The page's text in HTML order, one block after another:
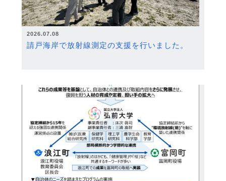
2026.07.08
請戸海岸で放射線測定の支援を行いました。